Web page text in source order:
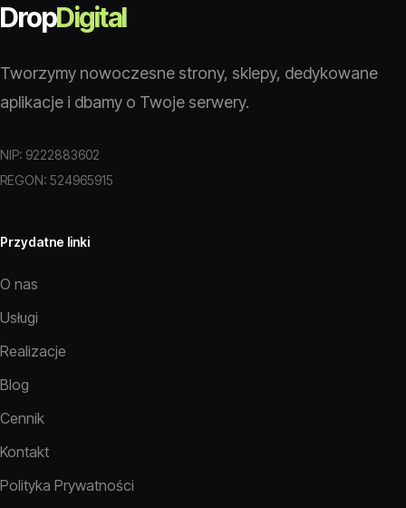
DropDigital
Tworzymy nowoczesne strony, sklepy, dedykowane
aplikacje i dbamy o Twoje serwery.
NIP: 9222883602
REGON: 524965915
Przydatne linki
O nas
Usługi
Realizacje
Blog
Cennik
Kontakt
Polityka Prywatności